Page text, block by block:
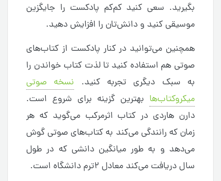
بگیرید. سعی کنید کم‌کم پادکست را جایگزین
موسیقی کنید و دانش‌تان را افزایش دهید.
همچنین می‌توانید در کنار پادکست از کتاب‌های
صوتی هم استفاده کنید تا لذت کتاب خواندن را
به سبک دیگری تجربه کنید. نسخه صوتی
میکروکتاب‌ها بهترین گزینه برای شروع است.
دارن هاردی در کتاب اثرمرکب می‌گوید که هر
زمان که رانندگی می‌کند به کتاب‌های صوتی گوش
می‌دهد و به طور میانگین دانشی که در طول
سال دریافت می‌کند معادل ۲ترم دانشگاه است.